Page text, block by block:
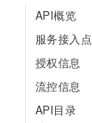
API概览
服务接入点
授权信息
流控信息
API目录